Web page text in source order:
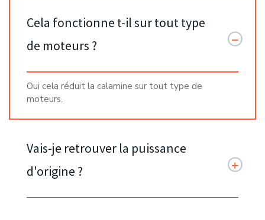
Cela fonctionne t-il sur tout type
de moteurs ?
Oui cela réduit la calamine sur tout type de
moteurs.
Vais-je retrouver la puissance
d'origine ?